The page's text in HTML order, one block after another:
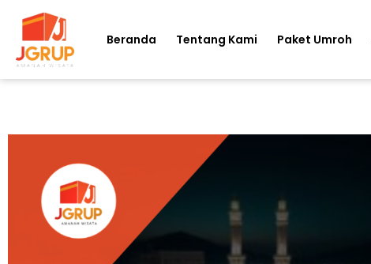
Beranda Tentang Kami Paket Umroh